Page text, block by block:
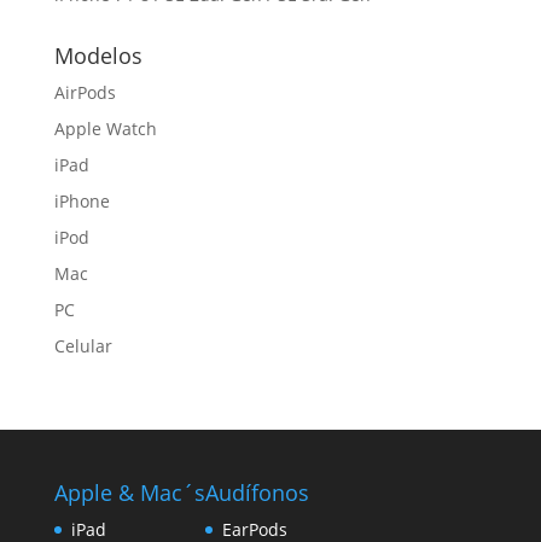
Modelos
AirPods
Apple Watch
iPad
iPhone
iPod
Mac
PC
Celular
Apple & Mac´s
iPad
Audífonos
EarPods